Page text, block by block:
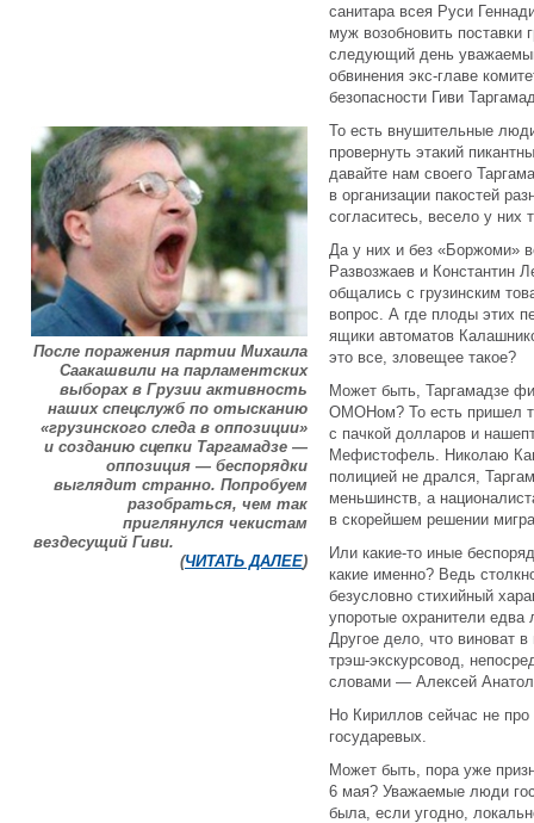
санитара всея Руси
муж возобновить поставки
следующий день
обвинения экс-главе
безопасности Гиви
После поражения партии Михаила
Саакашвили на парламентских
выборах в Грузии активность
наших спецслужб по отысканию
«грузинского следа в оппозиции»
и созданию сцепки Таргамадзе —
оппозиция — беспорядки
выглядит странно. Попробуем
разобраться, чем так
приглянулся чекистам
вездесущий Гиви.
(ЧИТАТЬ ДАЛЕЕ)
То есть внушительные
провернуть этакий
давайте нам своего
в организации пакостей
согласитесь, весело у них
Да у них и без «Боржоми»
Развозжаев и Константин
общались с грузинским
вопрос. А где плоды этих
ящики автоматов
это все, зловещее такое?
Может быть, Таргамадзе
ОМОНом? То есть пришел
с пачкой долларов и
Мефистофель. Николаю
полицией не дрался,
меньшинств, а
в скорейшем решении
Или какие-то иные
какие именно? Ведь
безусловно стихийный
упоротые охранители едва
Другое дело, что виноват
трэш-экскурсовод,
словами — Алексей
Но Кириллов сейчас не
государевых.
Может быть, пора уже
6 мая? Уважаемые люди
была, если угодно,